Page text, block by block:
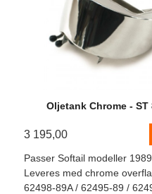
Oljetank Chrome - ST
3 195,00
Passer Softail modeller
Leveres med chrome
62498-89A / 62495-89 /